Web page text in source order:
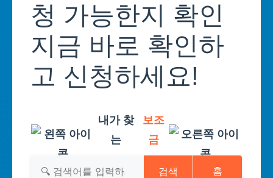
청 가능한지 확인
지금 바로 확인하
고 신청하세요!
내가 찾
는
보조
금
검색 홈